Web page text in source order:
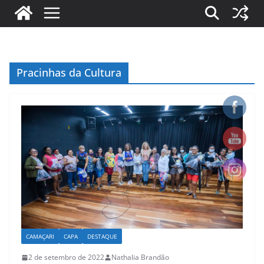
Pracinhas da Cultura
CAMAÇARI CAPA DESTAQUE
2 de setembro de 2022 Nathalia Brandão